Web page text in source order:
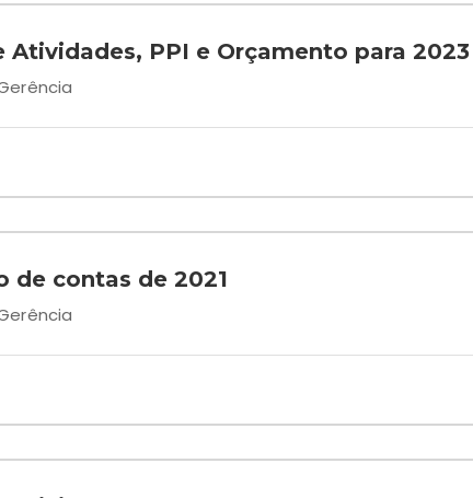
Atividades, PPI e Orçamento para 2023
de contas de 2021